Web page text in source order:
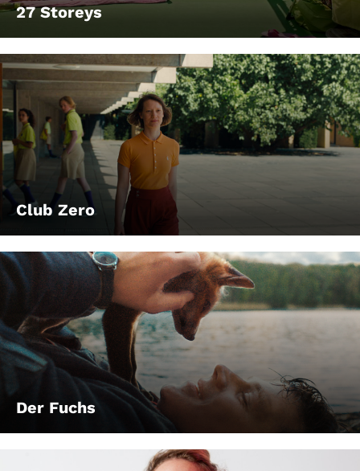
27 Storeys
Club Zero
Der Fuchs